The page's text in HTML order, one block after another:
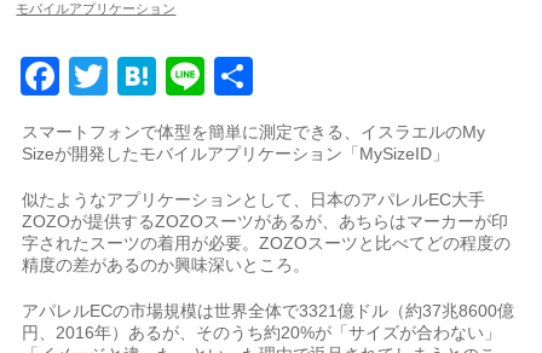
モバイルアプリケーション
Facebook
Twitter
Hatena
Line
有
スマートフォンで体型を簡単に測定できる、イスラエルのMy
Sizeが開発したモバイルアプリケーション「MySizeID」
似たようなアプリケーションとして、日本のアパレルEC大手
ZOZOが提供するZOZOスーツがあるが、あちらはマーカーが印
字されたスーツの着用が必要。ZOZOスーツと比べてどの程度の
精度の差があるのか興味深いところ。
アパレルECの市場規模は世界全体で3321億ドル（約37兆8600億
円、2016年）あるが、そのうち約20%が「サイズが合わない」